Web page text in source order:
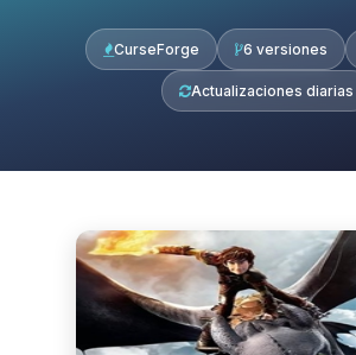
CurseForge 6 versiones
Actualizaciones diarias